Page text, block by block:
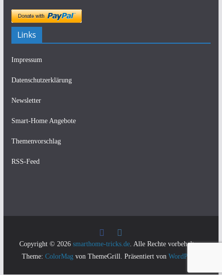
Links
Impressum
Datenschutzerklärung
Newsletter
Smart-Home Angebote
Themenvorschlag
RSS-Feed
Copyright © 2026 smarthome-tricks.de. Alle Rechte vorbehalten.
Theme: ColorMagvon ThemeGrill. Präsentiert von WordPress